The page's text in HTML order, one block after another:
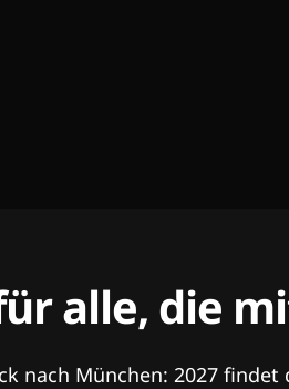
alle, die
nach München: 2027